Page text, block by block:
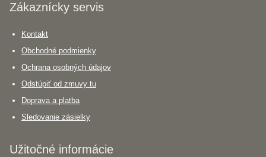
Zákaznícky servis
Kontakt
Obchodné podmienky
Ochrana osobných údajov
Odstúpiť od zmuvy tu
Doprava a platba
Sledovanie zásielky
Užitočné informácie